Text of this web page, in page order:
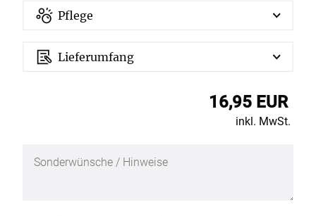
Pflege
Lieferumfang
16,95 EUR
inkl. MwSt.